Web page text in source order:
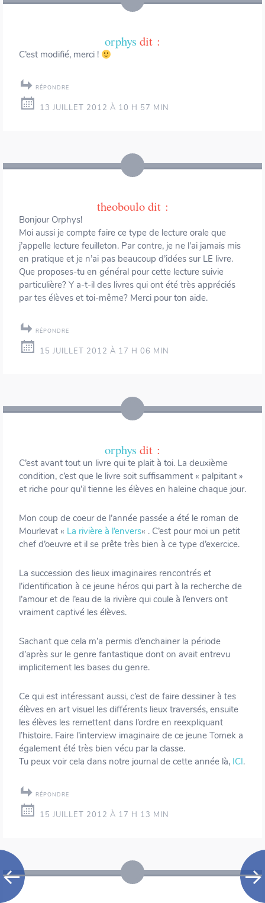
orphys dit :
C’est modifié, merci !
RÉPONDRE
13 JUILLET 2012 À 10 H 57 MIN
theoboulodit :
Bonjour Orphys!
Moi aussi je compte faire ce type de lecture orale que
j’appelle lecture feuilleton. Par contre, je ne l’ai jamais mis
en pratique et je n’ai pas beaucoup d’idées sur LE livre.
Que proposes-tu en général pour cette lecture suivie
particulière? Y a-t-il des livres qui ont été très appréciés
par tes élèves et toi-même? Merci pour ton aide.
RÉPONDRE
15 JUILLET 2012 À 17 H 06 MIN
orphys dit :
C’est avant tout un livre qui te plait à toi. La deuxième
condition, c’est que le livre soit suffisamment « palpitant »
et riche pour qu’il tienne les élèves en haleine chaque jour.
Mon coup de coeur de l’année passée a été le roman de
Mourlevat « La rivière à l’envers« . C’est pour moi un petit
chef d’oeuvre et il se prête très bien à ce type d’exercice.
La succession des lieux imaginaires rencontrés et
l’identification à ce jeune héros qui part à la recherche de
l’amour et de l’eau de la rivière qui coule à l’envers ont
vraiment captivé les élèves.
Sachant que cela m’a permis d’enchainer la période
d’après sur le genre fantastique dont on avait entrevu
implicitement les bases du genre.
Ce qui est intéressant aussi, c’est de faire dessiner à tes
élèves en art visuel les différents lieux traversés, ensuite
les élèves les remettent dans l’ordre en reexpliquant
l’histoire. Faire l’interview imaginaire de ce jeune Tomek a
également été très bien vécu par la classe.
Tu peux voir cela dans notre journal de cette année là, ICI.
RÉPONDRE
15 JUILLET 2012 À 17 H 13 MIN